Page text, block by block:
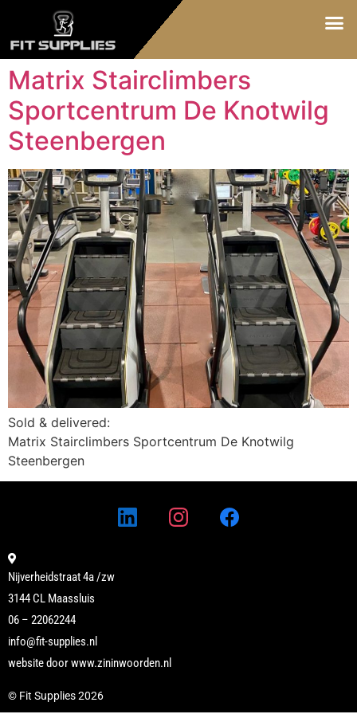
Matrix Stairclimbers
Sportcentrum De Knotwilg
Steenbergen
Sold & delivered:
Matrix Stairclimbers Sportcentrum De Knotwilg
Steenbergen
© Fit Supplies 2026
Nijverheidstraat 4a /zw
3144 CL Maassluis
06 – 22062244
info@fit-supplies.nl
website door www.zininwoorden.nl​